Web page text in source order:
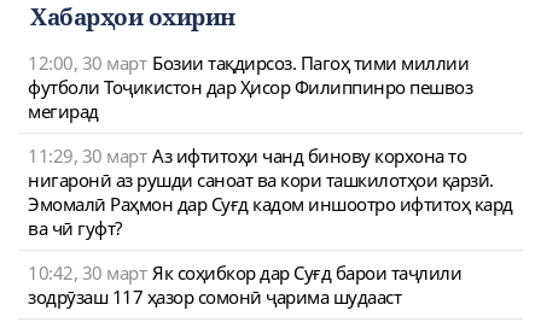
Хабарҳои охирин
12:00, 30 март Бозии тақдирсоз. Пагоҳ тими миллии
футболи Тоҷикистон дар Ҳисор Филиппинро пешвоз
мегирад
11:29, 30 март Аз ифтитоҳи чанд бинову корхона то
нигаронӣ аз рушди саноат ва кори ташкилотҳои қарзӣ.
Эмомалӣ Раҳмон дар Суғд кадом иншоотро ифтитоҳ кард
ва чӣ гуфт?
10:42, 30 март Як соҳибкор дар Суғд барои таҷлили
зодрӯзаш 117 ҳазор сомонӣ ҷарима шудааст